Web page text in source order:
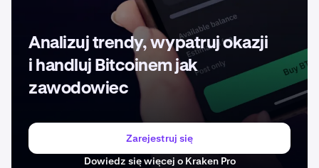
Analizuj trendy, wypatruj okazji
i handluj Bitcoinem jak
zawodowiec
Zarejestruj się
Dowiedz się więcej o Kraken Pro